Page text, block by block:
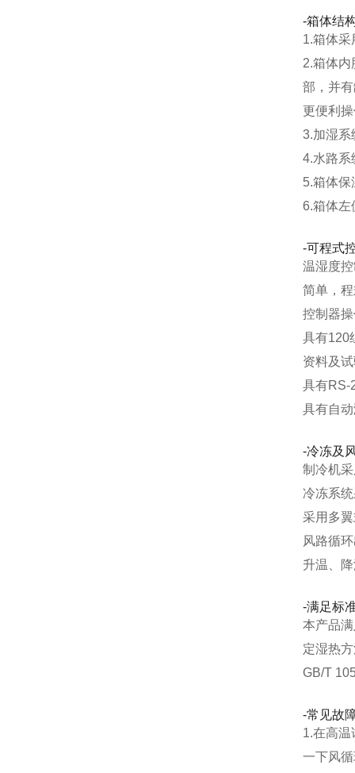
-箱体结
1.箱体
2.箱体
部，并
更便利
3.加湿系
4.水路系
5.箱体
6.箱体左
-可程式
温湿度
简单，
控制器
具有120
资料及
具有RS-
具有自
-冷冻及
制冷机
冷冻系
采用多
风路循
升温、
-满足标
本产品
定湿热
GB/T
-常见故
1.在高
一下风